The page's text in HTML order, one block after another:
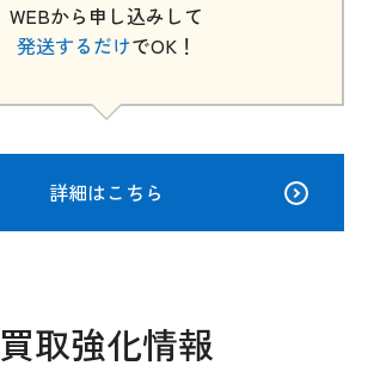
WEBから申し込みして
発送するだけでOK！
詳細はこちら
買取強化情報